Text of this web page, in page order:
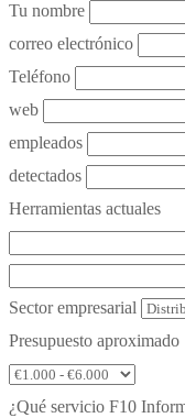
Tu nombre
correo electrónico
Teléfono
web
empleados
detectados
Herramientas actuales
Sector empresarial
Presupuesto aproximado
¿Qué servicio F10